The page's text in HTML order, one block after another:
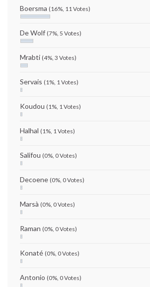
Boersma (16%, 11 Votes)
De Wolf (7%, 5 Votes)
Mrabti (4%, 3 Votes)
Servais (1%, 1 Votes)
Koudou (1%, 1 Votes)
Halhal (1%, 1 Votes)
Salifou (0%, 0 Votes)
Decoene (0%, 0 Votes)
Marsà (0%, 0 Votes)
Raman (0%, 0 Votes)
Konaté (0%, 0 Votes)
Antonio (0%, 0 Votes)